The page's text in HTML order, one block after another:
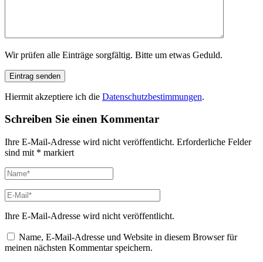
Wir prüfen alle Einträge sorgfältig. Bitte um etwas Geduld.
Hiermit akzeptiere ich die Datenschutzbestimmungen.
Schreiben Sie einen Kommentar
Ihre E-Mail-Adresse wird nicht veröffentlicht. Erforderliche Felder
sind mit * markiert
Ihre E-Mail-Adresse wird nicht veröffentlicht.
Name, E-Mail-Adresse und Website in diesem Browser für
meinen nächsten Kommentar speichern.